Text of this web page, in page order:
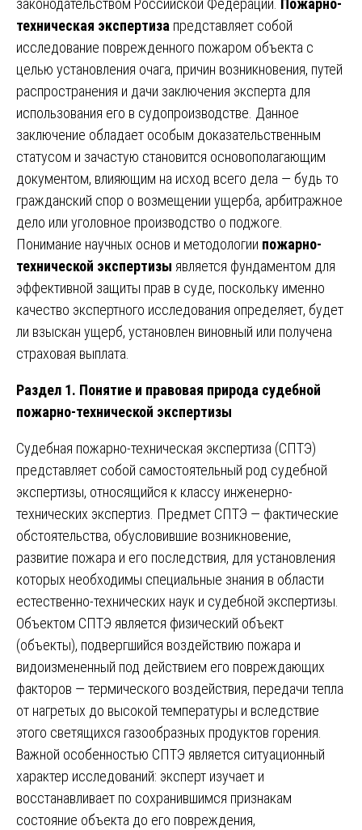
законодательством Российской Федерации. Пожарно-
техническая экспертиза представляет собой
исследование поврежденного пожаром объекта с
целью установления очага, причин возникновения, путей
распространения и дачи заключения эксперта для
использования его в судопроизводстве. Данное
заключение обладает особым доказательственным
статусом и зачастую становится основополагающим
документом, влияющим на исход всего дела — будь то
гражданский спор о возмещении ущерба, арбитражное
дело или уголовное производство о поджоге.
Понимание научных основ и методологии пожарно-
технической экспертизы является фундаментом для
эффективной защиты прав в суде, поскольку именно
качество экспертного исследования определяет, будет
ли взыскан ущерб, установлен виновный или получена
страховая выплата.
Раздел 1. Понятие и правовая природа судебной
пожарно-технической экспертизы
Судебная пожарно-техническая экспертиза (СПТЭ)
представляет собой самостоятельный род судебной
экспертизы, относящийся к классу инженерно-
технических экспертиз. Предмет СПТЭ — фактические
обстоятельства, обусловившие возникновение,
развитие пожара и его последствия, для установления
которых необходимы специальные знания в области
естественно-технических наук и судебной экспертизы.
Объектом СПТЭ является физический объект
(объекты), подвергшийся воздействию пожара и
видоизмененный под действием его повреждающих
факторов — термического воздействия, передачи тепла
от нагретых до высокой температуры и вследствие
этого светящихся газообразных продуктов горения.
Важной особенностью СПТЭ является ситуационный
характер исследований: эксперт изучает и
восстанавливает по сохранившимся признакам
состояние объекта до его повреждения,